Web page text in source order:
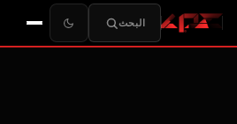
البحث